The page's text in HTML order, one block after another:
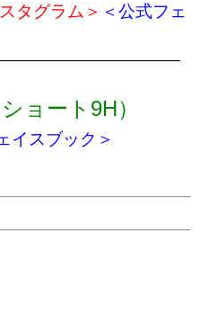
タグラム＞ ＜公式フェ
ョート9H）
イスブック＞